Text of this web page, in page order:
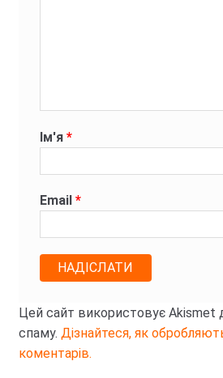
Ім'я *
Email *
Цей сайт використовує Akismet
спаму. Дізнайтеся, як
коментарів.